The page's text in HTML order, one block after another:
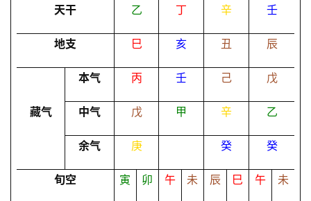
命
登录 注册
天干 乙 丁 辛 壬
地支 巳 亥 丑 辰
本气 丙 壬 己 戊
藏气 中气 戊 甲 辛 乙
余气 庚 癸 癸
旬空 寅 卯 午 未 辰 巳 午 未